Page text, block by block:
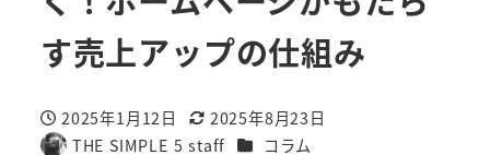
す売上アップの仕組み
投稿日
2025年1月12日
更新日
2025年8月23日
THE SIMPLE 5 staff カテゴリー
コラム